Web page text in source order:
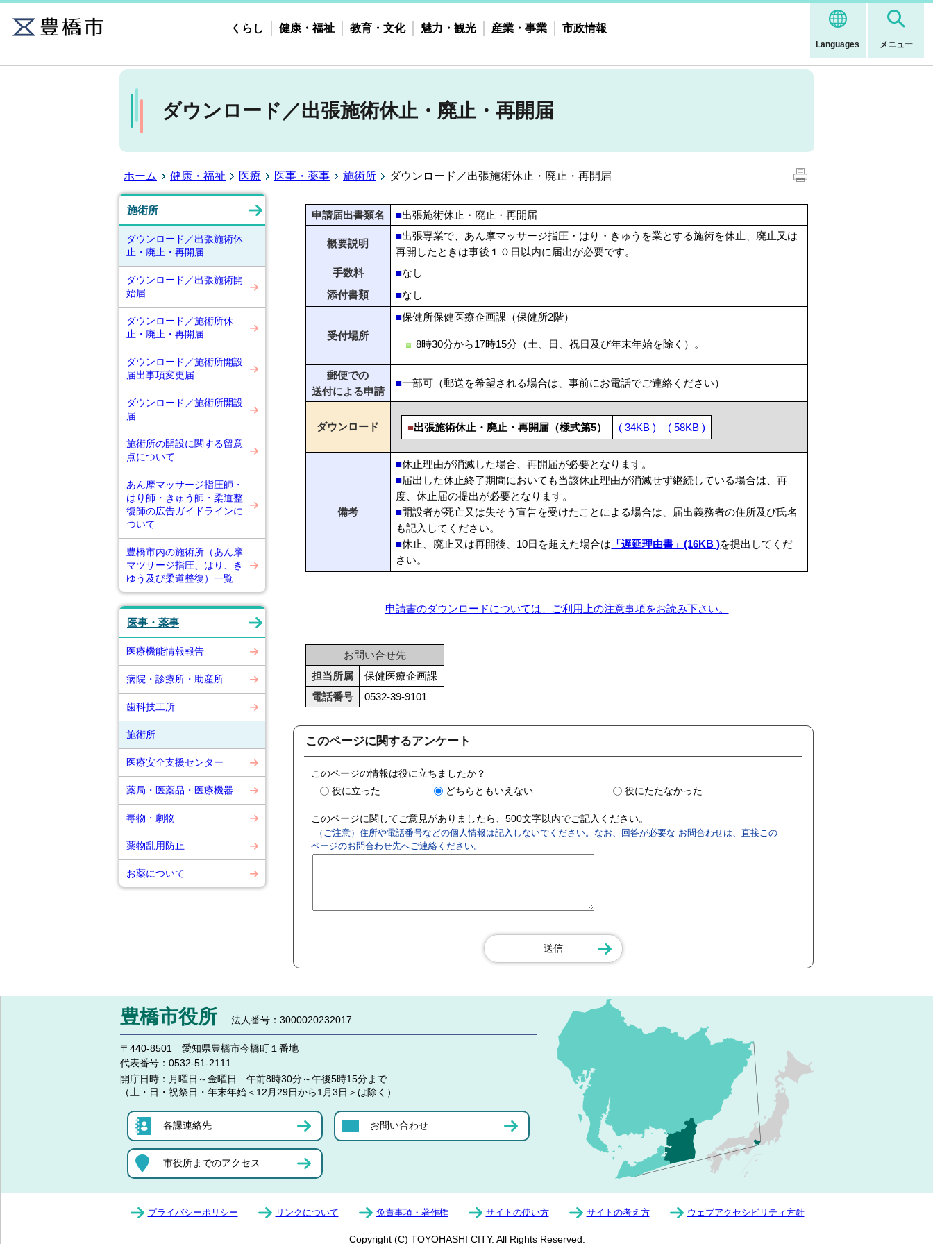
Languages メニュー
くらし 健康・福祉 教育・文化 魅力・観光 産業・事業 市政情報
ダウンロード／出張施術休止・廃止・再開届
ホーム 健康・福祉 医療 医事・薬事 施術所 ダウンロード／出張施術休止・廃止・再開届
施術所
ダウンロード／出張施術休
止・廃止・再開届
ダウンロード／出張施術開
始届
ダウンロード／施術所休
止・廃止・再開届
ダウンロード／施術所開設
届出事項変更届
ダウンロード／施術所開設
届
施術所の開設に関する留意
点について
あん摩マッサージ指圧師・
はり師・きゅう師・柔道整
復師の広告ガイドラインに
ついて
豊橋市内の施術所（あん摩
マツサージ指圧、はり、き
ゆう及び柔道整復）一覧
医事・薬事
医療機能情報報告
病院・診療所・助産所
歯科技工所
施術所
医療安全支援センター
薬局・医薬品・医療機器
毒物・劇物
薬物乱用防止
お薬について
申請届出書類名 ■出張施術休止・廃止・再開届
概要説明
■出張専業で、あん摩マッサージ指圧・はり・きゅうを業とする施術を休止、廃止又は
再開したときは事後１０日以内に届出が必要です。
手数料
■なし
添付書類
■なし
受付場所
■保健所保健医療企画課（保健所2階）
8時30分から17時15分（土、日、祝日及び年末年始を除く）。
郵便での
送付による申請
■一部可（郵送を希望される場合は、事前にお電話でご連絡ください）
ダウンロード ■出張施術休止・廃止・再開届（様式第5） ( 34KB ) ( 58KB )
備考
■休止理由が消滅した場合、再開届が必要となります。
■届出した休止終了期間においても当該休止理由が消滅せず継続している場合は、再
度、休止届の提出が必要となります。
■開設者が死亡又は失そう宣告を受けたことによる場合は、届出義務者の住所及び氏名
も記入してください。
■休止、廃止又は再開後、10日を超えた場合は 「遅延理由書」(16KB )を提出してくだ
さい。
申請書のダウンロードについては、ご利用上の注意事項をお読み下さい。
お問い合せ先
担当所属
保健医療企画課
電話番号
0532-39-9101
このページに関するアンケート
このページの情報は役に立ちましたか？
役に立った
どちらともいえない 役にたたなかった
このページに関してご意見がありましたら、500文字以内でご記入ください。
（ご注意）住所や電話番号などの個人情報は記入しないでください。なお、回答が必要な お問合わせは、直接この
ページのお問合わせ先へご連絡ください。
豊橋市役所 法人番号：3000020232017
〒440-8501 愛知県豊橋市今橋町１番地
代表番号： 0532-51-2111
開庁日時： 月曜日～金曜日 午前8時30分～午後5時15分まで
（土・日・祝祭日・年末年始＜12月29日から1月3日＞は除く）
各課連絡先 お問い合わせ
市役所までのアクセス
プライバシーポリシー リンクについて 免責事項・著作権 サイトの使い方 サイトの考え方 ウェブアクセシビリティ方針
Copyright (C) TOYOHASHI CITY. All Rights Reserved.